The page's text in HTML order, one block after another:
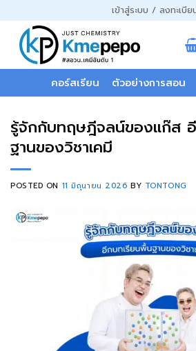
ไป
เนื้อหา
เข้าสู่ระบบ / ลงทะเบีย
คอร์สเรียน ตัวอย่างการสอน
รู้จักกับทฤษฎีจลน์ของแก๊ส
ฐานของวิชาเคมี
POSTED ON 11 มิถุนายน 2026 BY TONTONG